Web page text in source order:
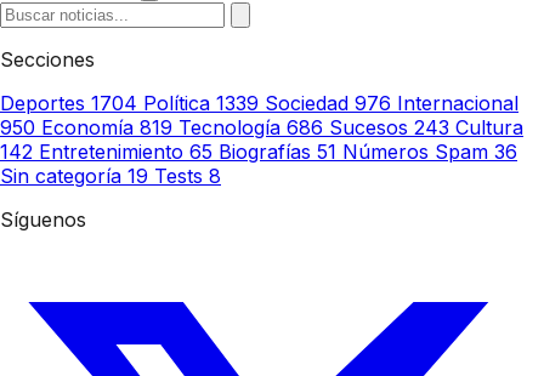
Secciones
Deportes 1704 Política 1339 Sociedad 976 Internacional
950 Economía 819 Tecnología 686 Sucesos 243 Cultura
142 Entretenimiento 65 Biografías 51 Números Spam 36
Sin categoría 19 Tests 8
Síguenos